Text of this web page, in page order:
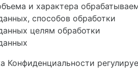
и характера
способов обработки
целям обработки
Конфиденциальности